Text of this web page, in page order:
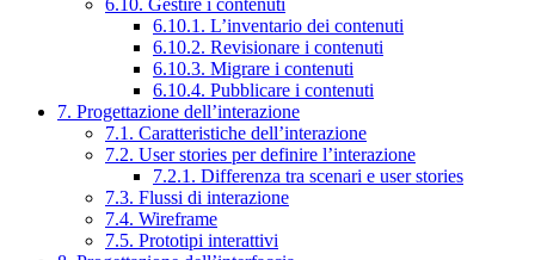
6.10. Gestire i contenuti
6.10.1. L’inventario dei contenuti
6.10.2. Revisionare i contenuti
6.10.3. Migrare i contenuti
6.10.4. Pubblicare i contenuti
7. Progettazione dell’interazione
7.1. Caratteristiche dell’interazione
7.2. User stories per definire l’interazione
7.2.1. Differenza tra scenari e user stories
7.3. Flussi di interazione
7.4. Wireframe
7.5. Prototipi interattivi